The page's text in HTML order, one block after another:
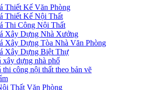
Thiết Kế Văn Phòng
Thiết Kế Nội Thất
Thi Công Nội Thất
Xây Dựng Nhà Xưởng
Xây Dựng Tòa Nhà Văn Phòng
Xây Dựng Biệt Thự
xây dựng nhà phố
thi công nội thất theo bản vẽ
Thất Văn Phòng